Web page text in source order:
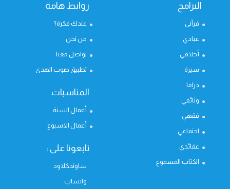
البرامج
قرآني
عبادي
أخلاقي
سيرة
دراما
وثائقي
فقهي
اجتماعي
عقائدي
الكتاب المسموع
روابط هامة
عندك فكرة؟
من نحن
تواصل معنا
تطبيق صوت الهدى
المناسبات
أعمال السنة
أعمال الاسبوع
تابعونا على :
ساوندكلاود
واتساب